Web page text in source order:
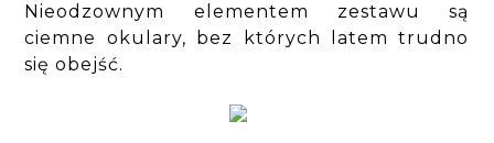
Nieodzownym elementem zestawu są
ciemne okulary, bez których latem trudno
się obejść.